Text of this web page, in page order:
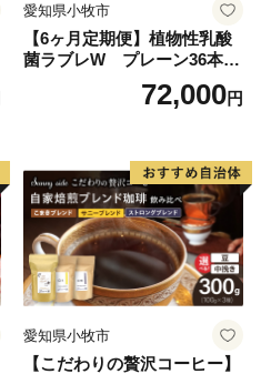
愛知県小牧市
【6ヶ月定期便】植物性乳酸
菌ラブレW プレーン36本
72,000円
愛知県小牧市
【こだわりの贅沢コーヒー】